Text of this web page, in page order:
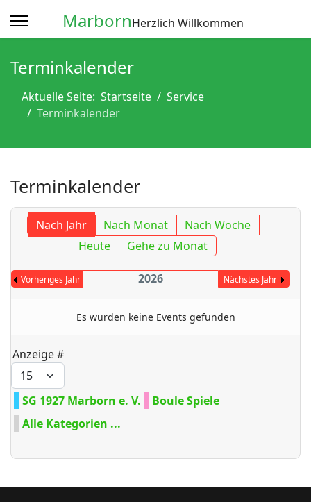
MarbornHerzlich Willkommen
Terminkalender
Aktuelle Seite: Startseite
Service
Terminkalender
Terminkalender
Nach Jahr Nach Monat
Nach Woche
Heute
Gehe zu Monat
Vorheriges Jahr 2026 Nächstes Jahr
Es wurden keine Events gefunden
Anzeige #
SG 1927 Marborn e. V.
Boule Spiele
Alle Kategorien ...
anzeigen